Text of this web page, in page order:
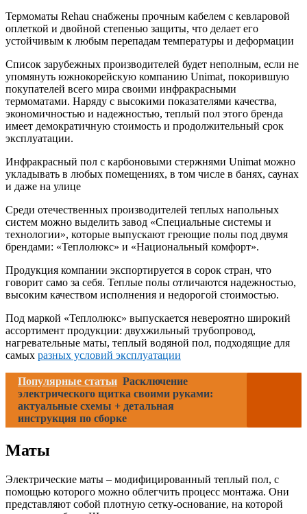
Термоматы Rehau снабжены прочным кабелем с кевларовой
оплеткой и двойной степенью защиты, что делает его
устойчивым к любым перепадам температуры и деформации
Список зарубежных производителей будет неполным, если не
упомянуть южнокорейскую компанию Unimat, покорившую
покупателей всего мира своими инфракрасными
термоматами. Наряду с высокими показателями качества,
экономичностью и надежностью, теплый пол этого бренда
имеет демократичную стоимость и продолжительный срок
эксплуатации.
Инфракрасный пол с карбоновыми стержнями Unimat можно
укладывать в любых помещениях, в том числе в банях, саунах
и даже на улице
Среди отечественных производителей теплых напольных
систем можно выделить завод «Специальные системы и
технологии», которые выпускают греющие полы под двумя
брендами: «Теплолюкс» и «Национальный комфорт».
Продукция компании экспортируется в сорок стран, что
говорит само за себя. Теплые полы отличаются надежностью,
высоким качеством исполнения и недорогой стоимостью.
Под маркой «Теплолюкс» выпускается невероятно широкий
ассортимент продукции: двухжильный трубопровод,
нагревательные маты, теплый водяной пол, подходящие для
самых разных условий эксплуатации
Популярные статьи Расключение
электрического щитка своими руками:
актуальные схемы + детальная
инструкция по сборке
Маты
Электрические маты – модифицированный теплый пол, с
помощью которого можно облегчить процесс монтажа. Они
представляют собой плотную сетку-основание, на которой